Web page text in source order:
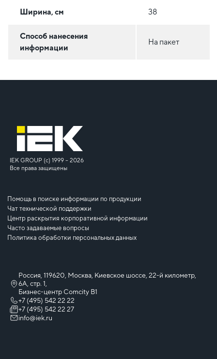
Ширина, см 38
Способ нанесения
информации
На пакет
IEK GROUP (c) 1999 – 2026
Все права защищены
Помощь в поиске информации по продукции
Чат технической поддержки
Центр раскрытия корпоративной информации
Часто задаваемые вопросы
Политика обработки персональных данных
Россия, 119620, Москва, Киевское шоссе, 22-й километр,
6А, стр. 1,
Бизнес-центр Comcity B1
+7 (495) 542 22 22
+7 (495) 542 22 27
info@iek.ru